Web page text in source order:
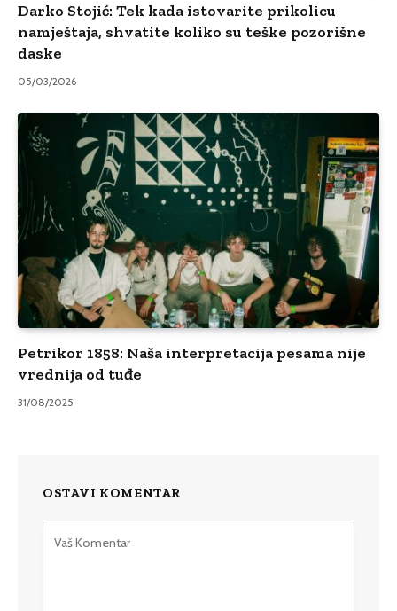
Darko Stojić: Tek kada istovarite prikolicu
namještaja, shvatite koliko su teške pozorišne
daske
05/03/2026
Petrikor 1858: Naša interpretacija pesama nije
vrednija od tuđe
31/08/2025
OSTAVI KOMENTAR